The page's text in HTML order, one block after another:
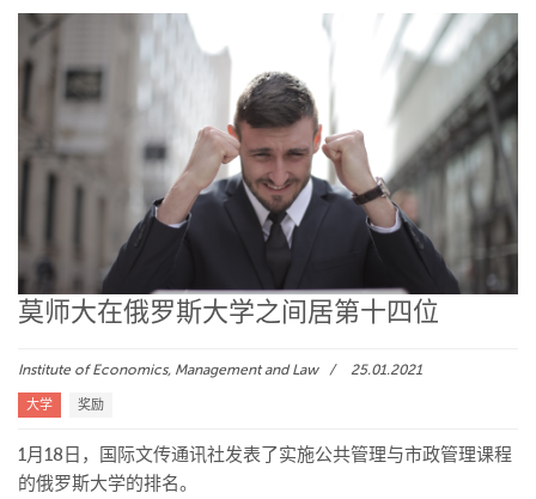
莫师大在俄罗斯大学之间居第十四位
Institute of Economics, Management and Law 25.01.2021
大学 奖励
1月18日，国际文传通讯社发表了实施公共管理与市政管理课程
的俄罗斯大学的排名。